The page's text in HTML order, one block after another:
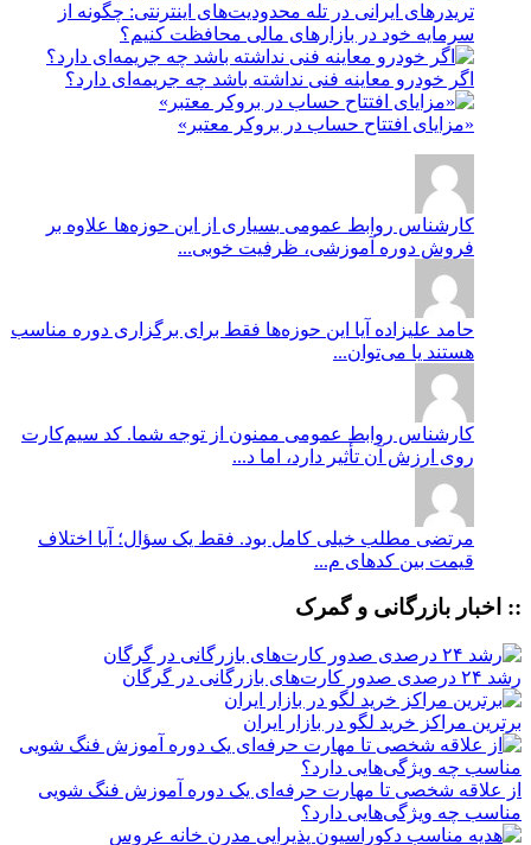
تریدرهای ایرانی در تله محدودیت‌های اینترنتی: چگونه از
سرمایه خود در بازارهای مالی محافظت کنیم؟
اگر خودرو معاینه فنی نداشته باشد چه جریمه‌ای دارد؟
«مزایای افتتاح حساب در بروکر معتبر»
کارشناس روابط عمومی بسیاری از این حوزه‌ها علاوه بر
فروش دوره آموزشی، ظرفیت خوبی...
حامد علیزاده آیا این حوزه‌ها فقط برای برگزاری دوره مناسب
هستند یا می‌توان...
کارشناس روابط عمومی ممنون از توجه شما. کد سیم‌کارت
روی ارزش آن تأثیر دارد، اما د...
مرتضی مطلب خیلی کامل بود. فقط یک سؤال؛ آیا اختلاف
قیمت بین کدهای م...
:: اخبار بازرگانی و گمرک
رشد ۲۴ درصدی صدور کارت‌های بازرگانی در گرگان
برترین مراکز خرید لگو در بازار ایران
از علاقه شخصی تا مهارت حرفه‌ای یک دوره آموزش فنگ شویی
مناسب چه ویژگی‌هایی دارد؟